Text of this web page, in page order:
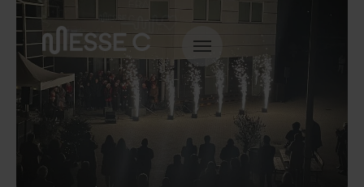
Antal personer: 220